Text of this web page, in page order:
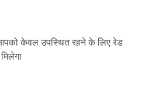
केवल उपस्थित रहने के लिए रेड